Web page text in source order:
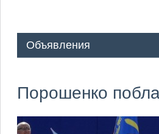
Объявления
Порошенко